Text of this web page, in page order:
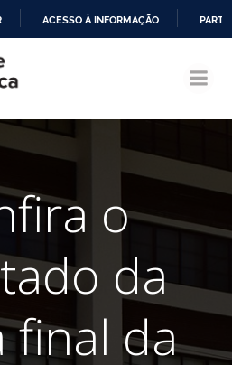
CONTEÚDO
ACESSO À INFORMAÇÃO
o
da
final da